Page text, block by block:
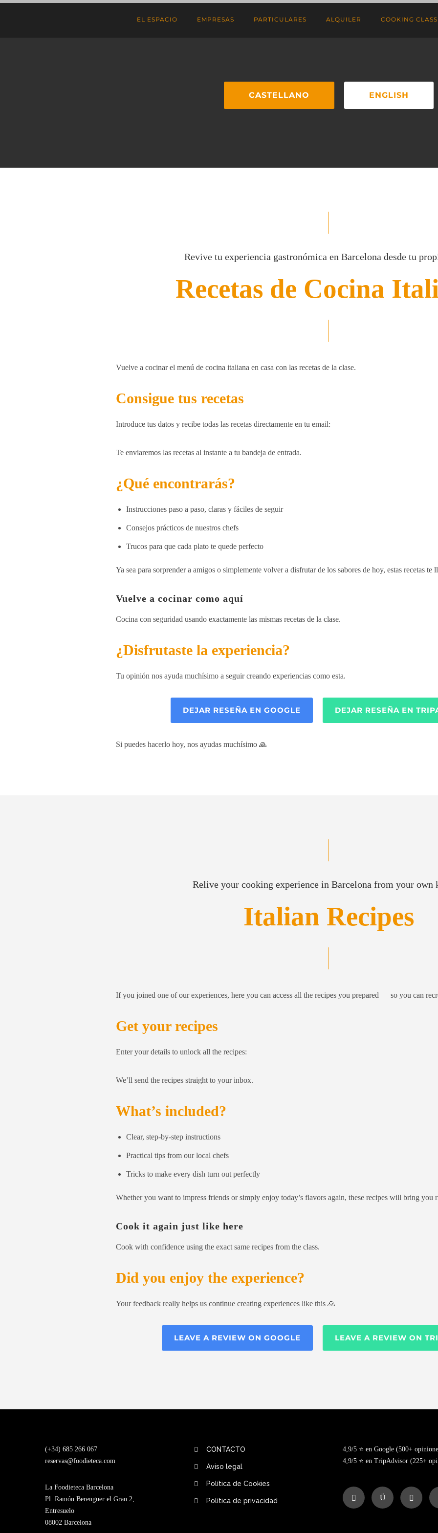
EL ESPACIO EMPRESAS PARTICULARES ALQUILER COOKING
CASTELLANO ENGLISH
Revive tu experiencia gastronómica en Barcelona desde tu
Recetas de Cocina
Vuelve a cocinar el menú de cocina italiana en casa con las recetas de la clase.
Consigue tus recetas
Introduce tus datos y recibe todas las recetas directamente en tu email:
Te enviaremos las recetas al instante a tu bandeja de entrada.
¿Qué encontrarás?
Instrucciones paso a paso, claras y fáciles de seguir
Consejos prácticos de nuestros chefs
Trucos para que cada plato te quede perfecto
Ya sea para sorprender a amigos o simplemente volver a disfrutar de los sabores de hoy, estas recetas te
Vuelve a cocinar como aquí
Cocina con seguridad usando exactamente las mismas recetas de la clase.
¿Disfrutaste la experiencia?
Tu opinión nos ayuda muchísimo a seguir creando experiencias como esta.
DEJAR RESEÑA EN GOOGLE DEJAR RESEÑA EN
Si puedes hacerlo hoy, nos ayudas muchísimo 🙏
Relive your cooking experience in Barcelona from your own
Italian Recipes
If you joined one of our experiences, here you can access all the recipes you prepared — so you can
Get your recipes
Enter your details to unlock all the recipes:
We’ll send the recipes straight to your inbox.
What’s included?
Clear, step-by-step instructions
Practical tips from our local chefs
Tricks to make every dish turn out perfectly
Whether you want to impress friends or simply enjoy today’s flavors again, these recipes will bring you
Cook it again just like here
Cook with confidence using the exact same recipes from the class.
Did you enjoy the experience?
Your feedback really helps us continue creating experiences like this 🙏
LEAVE A REVIEW ON GOOGLE LEAVE A REVIEW ON
(+34) 685 266 067
reservas@foodieteca.com
La Foodieteca Barcelona
Pl. Ramón Berenguer el Gran 2,
Entresuelo
08002 Barcelona
CONTACTO
Aviso legal
Política de Cookies
Política de privacidad
4,9/5 ⭐ en Google (500+
4,9/5 ⭐ en TripAdvisor (225+